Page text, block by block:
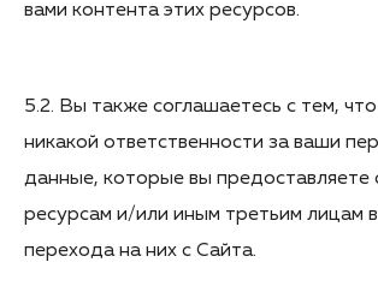
вами контента этих ресурсов.
5.2. Вы также соглашаетесь с тем,
никакой ответственности за ваши
данные, которые вы предоставляете
ресурсам и/или иным третьим лицам
перехода на них с Сайта.